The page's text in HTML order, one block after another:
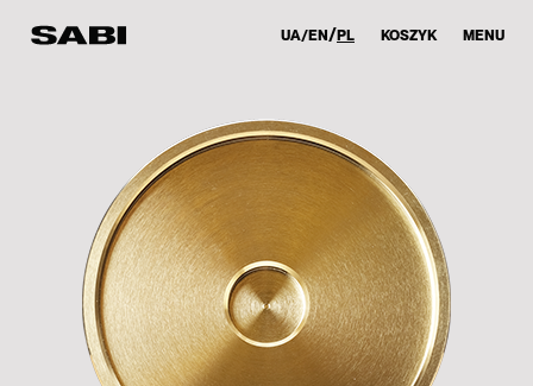
UA EN PL KOSZYK MENU